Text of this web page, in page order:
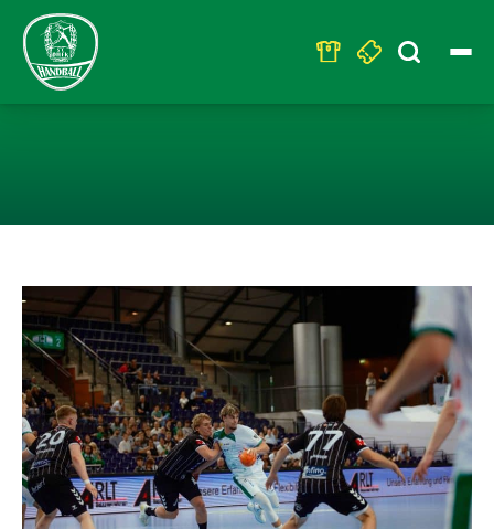
Search
for: